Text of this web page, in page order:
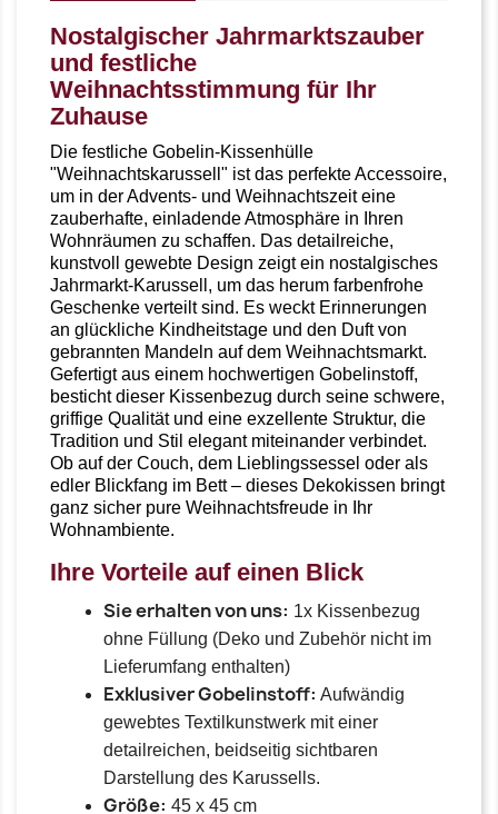
Nostalgischer Jahrmarktszauber
und festliche
Weihnachtsstimmung für Ihr
Zuhause
Die festliche Gobelin-Kissenhülle
"Weihnachtskarussell" ist das perfekte Accessoire,
um in der Advents- und Weihnachtszeit eine
zauberhafte, einladende Atmosphäre in Ihren
Wohnräumen zu schaffen. Das detailreiche,
kunstvoll gewebte Design zeigt ein nostalgisches
Jahrmarkt-Karussell, um das herum farbenfrohe
Geschenke verteilt sind. Es weckt Erinnerungen
an glückliche Kindheitstage und den Duft von
gebrannten Mandeln auf dem Weihnachtsmarkt.
Gefertigt aus einem hochwertigen Gobelinstoff,
besticht dieser Kissenbezug durch seine schwere,
griffige Qualität und eine exzellente Struktur, die
Tradition und Stil elegant miteinander verbindet.
Ob auf der Couch, dem Lieblingssessel oder als
edler Blickfang im Bett – dieses Dekokissen bringt
ganz sicher pure Weihnachtsfreude in Ihr
Wohnambiente.
Ihre Vorteile auf einen Blick
Sie erhalten von uns: 1x Kissenbezug
ohne Füllung (Deko und Zubehör nicht im
Lieferumfang enthalten)
Exklusiver Gobelinstoff: Aufwändig
gewebtes Textilkunstwerk mit einer
detailreichen, beidseitig sichtbaren
Darstellung des Karussells.
Größe: 45 x 45 cm